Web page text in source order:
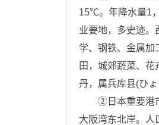
15℃。年降水量1
业要地，多史迹。
学、钢铁、金属加
田，城郊蔬菜、
丹，属兵库县(ひ
②日本重要港市
大阪湾东北岸。人